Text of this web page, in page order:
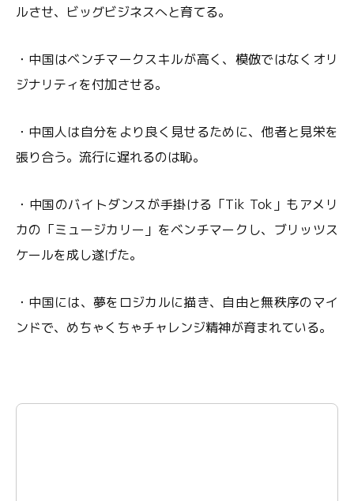
ルさせ、ビッグビジネスへと育てる。
・中国はベンチマークスキルが高く、模倣ではなくオリ
ジナリティを付加させる。
・中国人は自分をより良く見せるために、他者と見栄を
張り合う。流行に遅れるのは恥。
・中国のバイトダンスが手掛ける「Tik Tok」もアメリ
カの「ミュージカリー」をベンチマークし、ブリッツス
ケールを成し遂げた。
・中国には、夢をロジカルに描き、自由と無秩序のマイ
ンドで、めちゃくちゃチャレンジ精神が育まれている。